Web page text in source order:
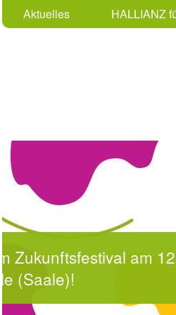
Aktuelles HALLIANZ
BARCAMP für
mach mit!